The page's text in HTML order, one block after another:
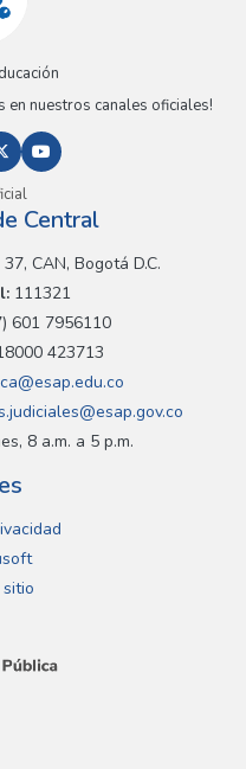
en nuestros canales oficiales!
Central
CAN, Bogotá D.C.
111321
601 7956110
423713
8 a.m. a 5 p.m.